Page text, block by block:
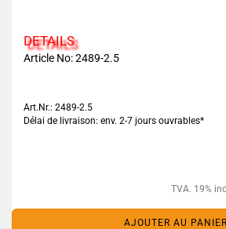
DETAILS
Article No: 2489-2.5
Art.Nr.: 2489-2.5
Délai de livraison: env. 2-7 jours ouvrables*
TVA. 19%
AJOUTER AU PANIER